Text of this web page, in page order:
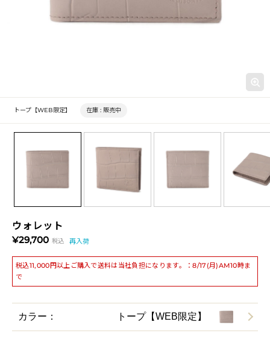
ウォレット
¥29,700 税込 再入荷
税込11,000円以上ご購入で送料は当社負担になります。：8/17(月)AM10時ま
で
トープ【WEB限定】 在庫 : 販売中
カラー： トープ【WEB限定】